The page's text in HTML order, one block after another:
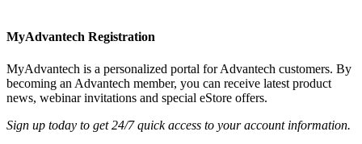
MyAdvantech Registration
MyAdvantech is a personalized portal for Advantech customers. By
becoming an Advantech member, you can receive latest product
news, webinar invitations and special eStore offers.
Sign up today to get 24/7 quick access to your account information.